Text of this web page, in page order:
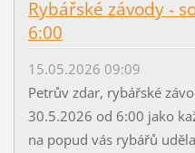
Rybářské závody -
6:00
15.05.2026 09:09
Petrův zdar, rybářské
30.5.2026 od 6:00 jako
na popud vás rybářů